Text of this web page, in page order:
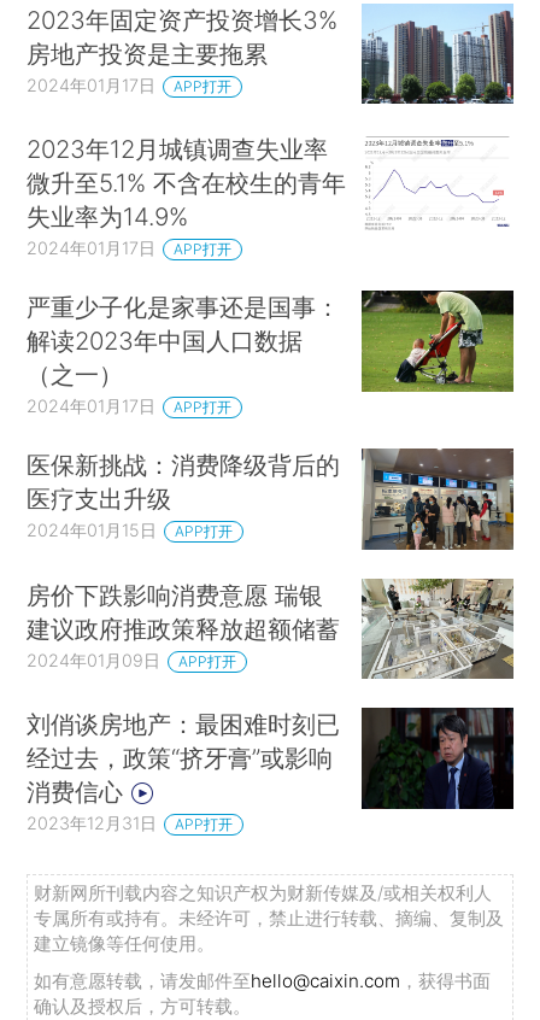
2023年固定资产投资增长3%
房地产投资是主要拖累
2024年01月17日 APP打开
2023年12月城镇调查失业率
微升至5.1% 不含在校生的青年
失业率为14.9%
2024年01月17日 APP打开
严重少子化是家事还是国事：
解读2023年中国人口数据
（之一）
2024年01月17日 APP打开
医保新挑战：消费降级背后的
医疗支出升级
2024年01月15日 APP打开
房价下跌影响消费意愿 瑞银
建议政府推政策释放超额储蓄
2024年01月09日 APP打开
刘俏谈房地产：最困难时刻已
经过去，政策“挤牙膏”或影响
消费信心
2023年12月31日 APP打开
财新网所刊载内容之知识产权为财新传媒及/或相关权利人
专属所有或持有。未经许可，禁止进行转载、摘编、复制及
建立镜像等任何使用。
如有意愿转载，请发邮件至hello@caixin.com ，获得书面
确认及授权后，方可转载。